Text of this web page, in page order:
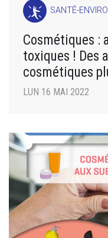
SANTÉ-
Cosmétiques :
toxiques ! Des
cosmétiques
LUN 16 MAI 2022